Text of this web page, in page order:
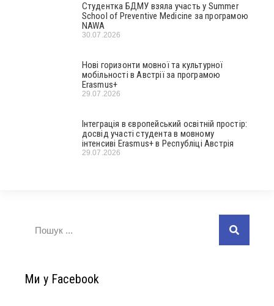
Студентка БДМУ взяла участь у Summer
School of Preventive Medicine за програмою
NAWA
30.07.2026
Нові горизонти мовної та культурної
мобільності в Австрії за програмою
Erasmus+
29.07.2026
Інтеграція в європейський освітній простір:
досвід участі студента в мовному
інтенсиві Erasmus+ в Республіці Австрія
29.07.2026
Ми у Facebook